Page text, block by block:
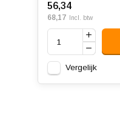
56,34
68,17 Incl. btw
Vergelijk